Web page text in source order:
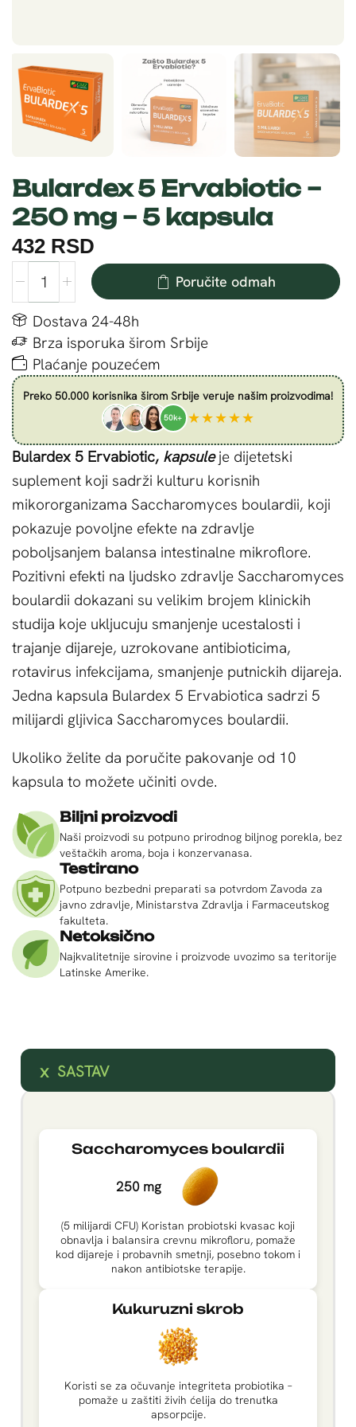
Bulardex 5 Ervabiotic –
250 mg – 5 kapsula
432 RSD
Poručite odmah
Dostava 24-48h
Brza isporuka širom Srbije
Plaćanje pouzećem
Preko 50.000 korisnika širom Srbije veruje našim proizvodima!
50k+ ★★★★★
Bulardex 5 Ervabiotic, kapsuleje dijetetski
suplement koji sadrži kulturu korisnih
mikororganizama Saccharomyces boulardii, koji
pokazuje povoljne efekte na zdravlje
poboljsanjem balansa intestinalne mikroflore.
Pozitivni efekti na ljudsko zdravlje Saccharomyces
boulardii dokazani su velikim brojem klinickih
studija koje ukljucuju smanjenje ucestalosti i
trajanje dijareje, uzrokovane antibioticima,
rotavirus infekcijama, smanjenje putnickih dijareja.
Jedna kapsula Bulardex 5 Ervabiotica sadrzi 5
milijardi gljivica Saccharomyces boulardii.
Ukoliko želite da poručite pakovanje od 10
kapsula to možete učiniti ovde.
Biljni proizvodi
Naši proizvodi su potpuno prirodnog biljnog porekla, bez
veštačkih aroma, boja i konzervanasa.
Testirano
Potpuno bezbedni preparati sa potvrdom Zavoda za
javno zdravlje, Ministarstva Zdravlja i Farmaceutskog
fakulteta.
Netoksično
Najkvalitetnije sirovine i proizvode uvozimo sa teritorije
Latinske Amerike.
SASTAV
Saccharomyces boulardii
250 mg
(5 milijardi CFU) Koristan probiotski kvasac koji
obnavlja i balansira crevnu mikrofloru, pomaže
kod dijareje i probavnih smetnji, posebno tokom i
nakon antibiotske terapije.
Kukuruzni skrob
Koristi se za očuvanje integriteta probiotika –
pomaže u zaštiti živih ćelija do trenutka
apsorpcije.